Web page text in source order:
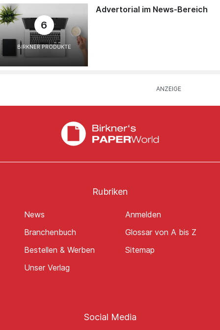
6
BIRKNER PRODUKTE
Advertorial im News-Bereich
Rubriken
News
Branchenbuch
Bestellen & Werben
Unser Verlag
Anmelden
Glossar von A bis Z
Sitemap
Social Media